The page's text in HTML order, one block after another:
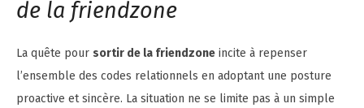
de la friendzone
La quête pour sortir de la friendzone incite à repenser
l’ensemble des codes relationnels en adoptant une posture
proactive et sincère. La situation ne se limite pas à un simple